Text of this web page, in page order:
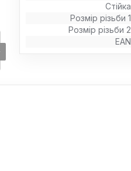
Стійка
Розмір різьби 1
Розмір різьби 2
EAN